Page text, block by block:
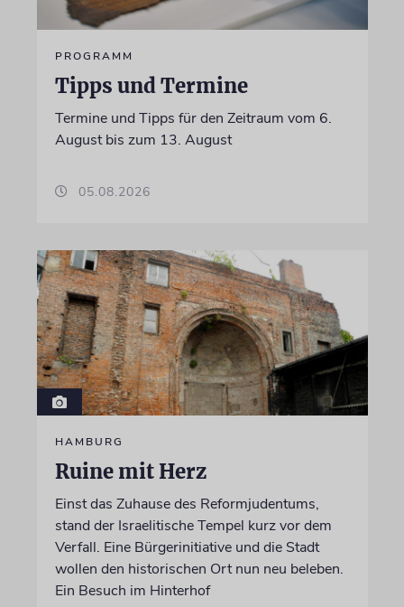
PROGRAMM
Tipps und Termine
Termine und Tipps für den Zeitraum vom 6.
August bis zum 13. August
05.08.2026
HAMBURG
Ruine mit Herz
Einst das Zuhause des Reformjudentums,
stand der Israelitische Tempel kurz vor dem
Verfall. Eine Bürgerinitiative und die Stadt
wollen den historischen Ort nun neu beleben.
Ein Besuch im Hinterhof